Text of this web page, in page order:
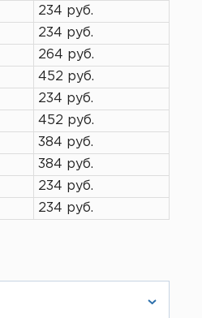
234 руб.
234 руб.
264 руб.
452 руб.
234 руб.
452 руб.
384 руб.
384 руб.
234 руб.
234 руб.